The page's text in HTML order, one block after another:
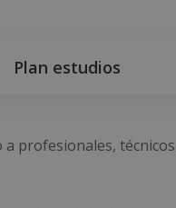
Plan estudios
profesionales,